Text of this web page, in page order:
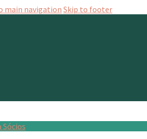
main navigation Skip to footer
Sócios